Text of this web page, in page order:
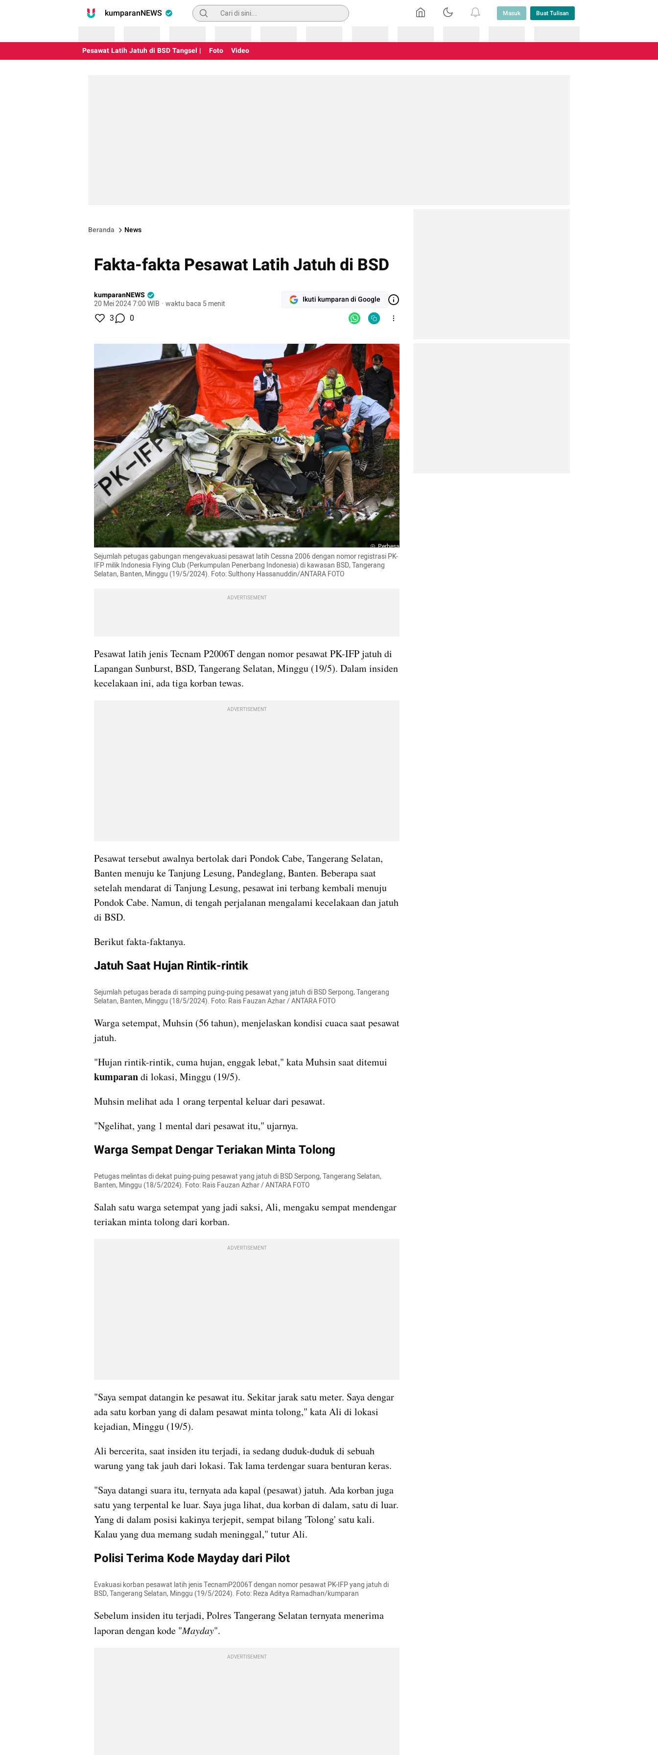
kumparanNEWS Pencarian Masuk Buat Tulisan
Pesawat Latih Jatuh di BSD Tangsel | Foto Video
Beranda News
Fakta-fakta Pesawat Latih Jatuh di BSD
kumparanNEWS
20 Mei 2024 7:00 WIB · waktu baca 5 menit Ikuti kumparan di Google
3 0
Perbesar
Sejumlah petugas gabungan mengevakuasi pesawat latih Cessna 2006 dengan nomor registrasi PK-
IFP milik Indonesia Flying Club (Perkumpulan Penerbang Indonesia) di kawasan BSD, Tangerang
Selatan, Banten, Minggu (19/5/2024). Foto: Sulthony Hassanuddin/ANTARA FOTO
ADVERTISEMENT
Pesawat latih jenis Tecnam P2006T dengan nomor pesawat PK-IFP jatuh di
Lapangan Sunburst, BSD, Tangerang Selatan, Minggu (19/5). Dalam insiden
kecelakaan ini, ada tiga korban tewas.
ADVERTISEMENT
Pesawat tersebut awalnya bertolak dari Pondok Cabe, Tangerang Selatan,
Banten menuju ke Tanjung Lesung, Pandeglang, Banten. Beberapa saat
setelah mendarat di Tanjung Lesung, pesawat ini terbang kembali menuju
Pondok Cabe. Namun, di tengah perjalanan mengalami kecelakaan dan jatuh
di BSD.
Berikut fakta-faktanya.
Jatuh Saat Hujan Rintik-rintik
Sejumlah petugas berada di samping puing-puing pesawat yang jatuh di BSD Serpong, Tangerang
Selatan, Banten, Minggu (18/5/2024). Foto: Rais Fauzan Azhar / ANTARA FOTO
Warga setempat, Muhsin (56 tahun), menjelaskan kondisi cuaca saat pesawat
jatuh.
kumparan di lokasi, Minggu (19/5).
Muhsin melihat ada 1 orang terpental keluar dari pesawat.
"Ngelihat, yang 1 mental dari pesawat itu," ujarnya.
Warga Sempat Dengar Teriakan Minta Tolong
Petugas melintas di dekat puing-puing pesawat yang jatuh di BSD Serpong, Tangerang Selatan,
Banten, Minggu (18/5/2024). Foto: Rais Fauzan Azhar / ANTARA FOTO
Salah satu warga setempat yang jadi saksi, Ali, mengaku sempat mendengar
teriakan minta tolong dari korban.
ADVERTISEMENT
"Saya sempat datangin ke pesawat itu. Sekitar jarak satu meter. Saya dengar
ada satu korban yang di dalam pesawat minta tolong," kata Ali di lokasi
kejadian, Minggu (19/5).
Ali bercerita, saat insiden itu terjadi, ia sedang duduk-duduk di sebuah
warung yang tak jauh dari lokasi. Tak lama terdengar suara benturan keras.
"Saya datangi suara itu, ternyata ada kapal (pesawat) jatuh. Ada korban juga
satu yang terpental ke luar. Saya juga lihat, dua korban di dalam, satu di luar.
Yang di dalam posisi kakinya terjepit, sempat bilang 'Tolong' satu kali.
Kalau yang dua memang sudah meninggal," tutur Ali.
Polisi Terima Kode Mayday dari Pilot
Evakuasi korban pesawat latih jenis TecnamP2006T dengan nomor pesawat PK-IFP yang jatuh di
BSD, Tangerang Selatan, Minggu (19/5/2024). Foto: Reza Aditya Ramadhan/kumparan
Sebelum insiden itu terjadi, Polres Tangerang Selatan ternyata menerima
laporan dengan kode "Mayday".
ADVERTISEMENT